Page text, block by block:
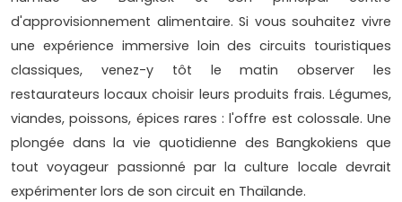
d'approvisionnement alimentaire. Si vous souhaitez vivre
une expérience immersive loin des circuits touristiques
classiques, venez-y tôt le matin observer les
restaurateurs locaux choisir leurs produits frais. Légumes,
viandes, poissons, épices rares : l'offre est colossale. Une
plongée dans la vie quotidienne des Bangkokiens que
tout voyageur passionné par la culture locale devrait
expérimenter lors de son circuit en Thaïlande.